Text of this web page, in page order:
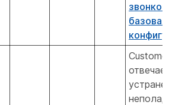
базовая